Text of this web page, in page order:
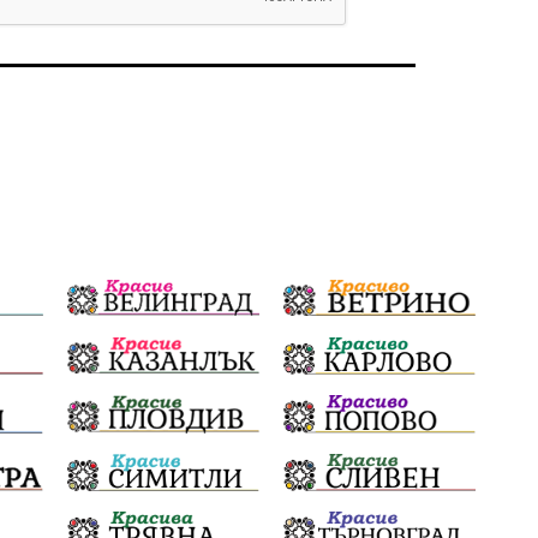
Апостол Апостолов
фолклор
производство
насилие Пътна безопасност